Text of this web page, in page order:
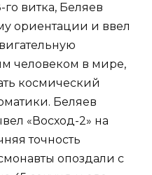
го витка, Беляев
ориентации и ввел
человеком в мире,
космический
Беляев
«Восход-2» на
точность
опоздали с